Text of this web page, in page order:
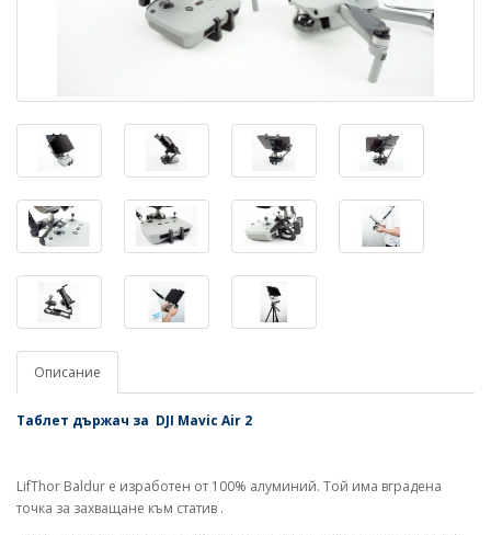
Описание
Таблет държач за DJI Mavic Air 2
LifThor Baldur е изработен от 100% алуминий. Той има вградена
точка за захващане към статив .